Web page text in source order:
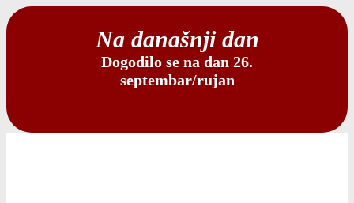
Na današnji dan
Dogodilo se na dan 26.
septembar/rujan